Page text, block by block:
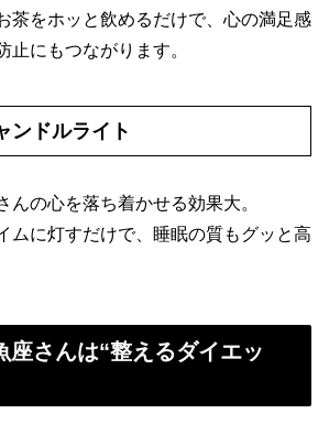
茶をホッと飲めるだけで、心の満足感
止にもつながります。
ンドルライト
んの心を落ち着かせる効果大。
ムに灯すだけで、睡眠の質もグッと高
座さんは“整えるダイエッ